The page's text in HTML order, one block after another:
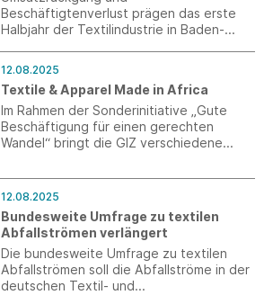
Beschäftigtenverlust prägen das erste
Halbjahr der Textilindustrie in Baden-
der Wirtschaftswende neuen
Bürokratiebelastungen und einem nicht
gegenfinanzierten Rentenpaket 2025
gegenüber. Südwesttextil fordert eine
konsequente Entbürokratisierung des
zu einer zukunftsfesten Sozialpolitik, die
den demografischen Wandel und die
Generationengerechtigkeit
berücksichtigt.
12.08.2025
Textile & Apparel Made in Africa
Im Rahmen der Sonderinitiative „Gute
Beschäftigung für einen gerechten
Wandel“ bringt die GIZ verschiedene
d'Ivoire, Ghana, Marokko, Ruanda,
Tunesien und Senegal mit deutschen und
europäischen Unternehmen zusammen
und unterstützt sie beim Aufbau
langfristiger Geschäftsbeziehungen.
12.08.2025
Bundesweite Umfrage zu textilen
Abfallströmen verlängert
Die bundesweite Umfrage zu textilen
Abfallströmen soll die Abfallströme in der
deutschen Textil- und